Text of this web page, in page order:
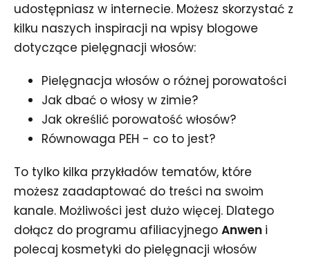
udostępniasz w internecie. Możesz skorzystać z
kilku naszych inspiracji na wpisy blogowe
dotyczące pielęgnacji włosów:
Pielęgnacja włosów o różnej porowatości
Jak dbać o włosy w zimie?
Jak określić porowatość włosów?
Równowaga PEH - co to jest?
To tylko kilka przykładów tematów, które
możesz zaadaptować do treści na swoim
kanale. Możliwości jest dużo więcej. Dlatego
dołącz do programu afiliacyjnego Anwen i
polecaj kosmetyki do pielęgnacji włosów